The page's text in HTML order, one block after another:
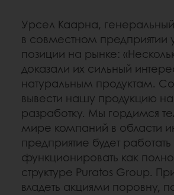
Урсел Каарна,
в совместном предприятии
позиции на рынке:
доказали их сильный
натуральным продуктам.
вывести нашу продукцию
разработку. Мы гордимся
мире компаний в области
предприятие будет
функционировать как
структуре Puratos Group.
владеть акциями поровну,